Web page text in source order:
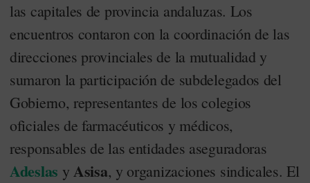
las capitales de provincia andaluzas. Los
encuentros contaron con la coordinación de las
direcciones provinciales de la mutualidad y
sumaron la participación de subdelegados del
Gobierno, representantes de los colegios
oficiales de farmacéuticos y médicos,
responsables de las entidades aseguradoras
Adeslas yAsisa, y organizaciones sindicales. El